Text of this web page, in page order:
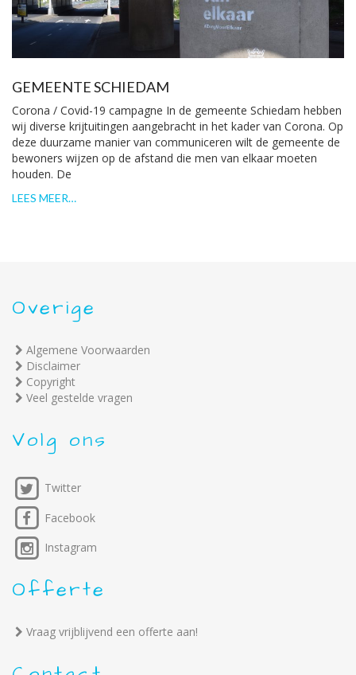
GEMEENTE SCHIEDAM
Corona / Covid-19 campagne In de gemeente Schiedam hebben
wij diverse krijtuitingen aangebracht in het kader van Corona. Op
deze duurzame manier van communiceren wilt de gemeente de
bewoners wijzen op de afstand die men van elkaar moeten
houden. De
LEES MEER…
Overige
Algemene Voorwaarden
Disclaimer
Copyright
Veel gestelde vragen
Volg ons
Twitter
Facebook
Instagram
Offerte
Vraag vrijblijvend een offerte aan!